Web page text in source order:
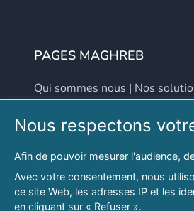
PAGES MAGHREB
Qui sommes nous | Nos
Adresse
46 LOT. PETITE PROVENCE SIDI
Nous respectons
Afin de pouvoir mesurer l'audience,
Avec votre consentement, nous
ce site Web, les adresses IP et les
en cliquant sur « Refuser ».